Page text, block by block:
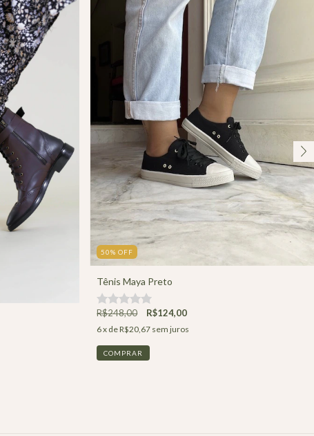
50%OFF
Tênis Maya Preto
R$248,00 R$124,00
6x deR$20,67 sem juros
COMPRAR